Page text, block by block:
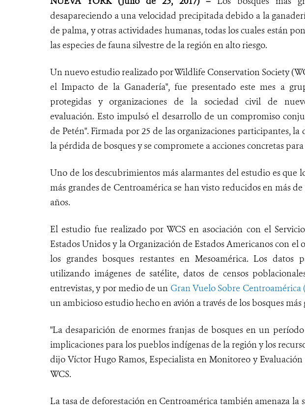
desapareciendo a una velocidad precipitada debido a la
de palma, y otras actividades humanas, todas los cuales están
las especies de fauna silvestre de la región en alto riesgo.
Un nuevo estudio realizado por Wildlife Conservation Society
el Impacto de la Ganadería", fue presentado este mes a
protegidas y organizaciones de la sociedad civil de
evaluación. Esto impulsó el desarrollo de un compromiso
de Petén". Firmada por 25 de las organizaciones participantes, la
la pérdida de bosques y se compromete a acciones concretas
Uno de los descubrimientos más alarmantes del estudio es que
más grandes de Centroamérica se han visto reducidos en más
años.
El estudio fue realizado por WCS en asociación con el
Estados Unidos y la Organización de Estados Americanos con
los grandes bosques restantes en Mesoamérica. Los datos
utilizando imágenes de satélite, datos de censos
entrevistas, y por medio de un Gran Vuelo Sobre Centroamérica
un ambicioso estudio hecho en avión a través de los bosques
"La desaparición de enormes franjas de bosques en un
implicaciones para los pueblos indígenas de la región y los
dijo Víctor Hugo Ramos, Especialista en Monitoreo y
WCS.
La tasa de deforestación en Centroamérica también amenaza la